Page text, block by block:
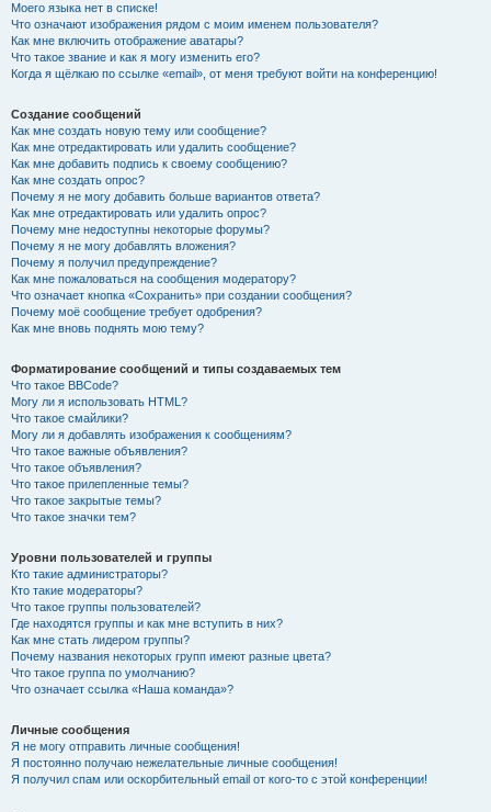
Моего языка нет в списке!
Что означают изображения рядом с моим именем пользователя?
Как мне включить отображение аватары?
Что такое звание и как я могу изменить его?
Когда я щёлкаю по ссылке «email», от меня требуют войти на конференцию!
Создание сообщений
Как мне создать новую тему или сообщение?
Как мне отредактировать или удалить сообщение?
Как мне добавить подпись к своему сообщению?
Как мне создать опрос?
Почему я не могу добавить больше вариантов ответа?
Как мне отредактировать или удалить опрос?
Почему мне недоступны некоторые форумы?
Почему я не могу добавлять вложения?
Почему я получил предупреждение?
Как мне пожаловаться на сообщения модератору?
Что означает кнопка «Сохранить» при создании сообщения?
Почему моё сообщение требует одобрения?
Как мне вновь поднять мою тему?
Форматирование сообщений и типы создаваемых тем
Что такое BBCode?
Могу ли я использовать HTML?
Что такое смайлики?
Могу ли я добавлять изображения к сообщениям?
Что такое важные объявления?
Что такое объявления?
Что такое прилепленные темы?
Что такое закрытые темы?
Что такое значки тем?
Уровни пользователей и группы
Кто такие администраторы?
Кто такие модераторы?
Что такое группы пользователей?
Где находятся группы и как мне вступить в них?
Как мне стать лидером группы?
Почему названия некоторых групп имеют разные цвета?
Что такое группа по умолчанию?
Что означает ссылка «Наша команда»?
Личные сообщения
Я не могу отправить личные сообщения!
Я постоянно получаю нежелательные личные сообщения!
Я получил спам или оскорбительный email от кого-то с этой конференции!